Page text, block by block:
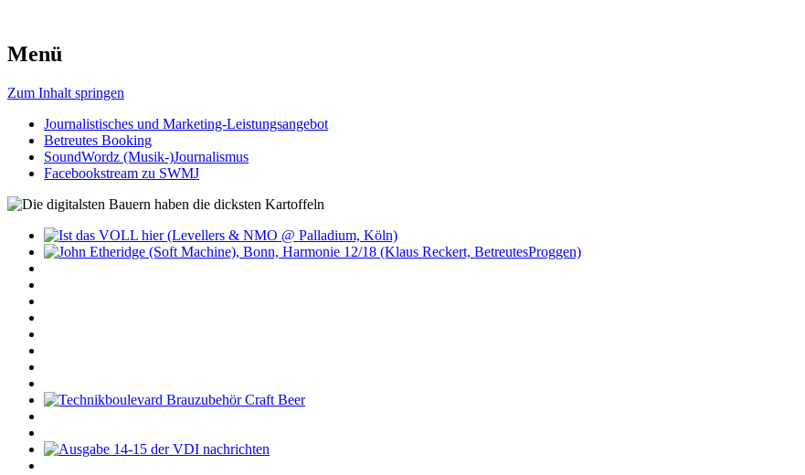
Menü
Zum Inhalt springen
Journalistisches und Marketing-Leistungsangebot
Betreutes Booking
SoundWordz (Musik-)Journalismus
Facebookstream zu SWMJ